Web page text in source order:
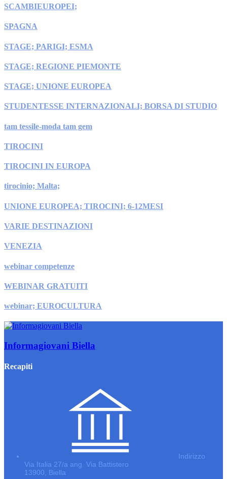
SCAMBIEUROPEI;
SPAGNA
STAGE; PARIGI; ESMA
STAGE; REGIONE PIEMONTE
STAGE; UNIONE EUROPEA
STUDENTESSE INTERNAZIONALI; BORSA DI STUDIO
tam tessile-moda tam gem
TIROCINI
TIROCINI IN EUROPA
tirocinio; Malta;
UNIONE EUROPEA; TIROCINI; 6-12MESI
VARIE DESTINAZIONI
VENEZIA
webinar competenze
WEBINAR GRATUITI
webinar; EUROCULTURA
Informagiovani Biella
Recapiti
Indirizzo
Via Italia 27/a ang. Via Battistero
13900, Biella